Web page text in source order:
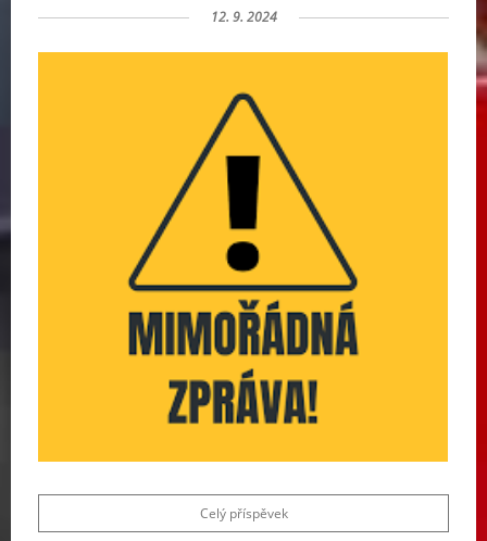
12. 9. 2024
Celý příspěvek